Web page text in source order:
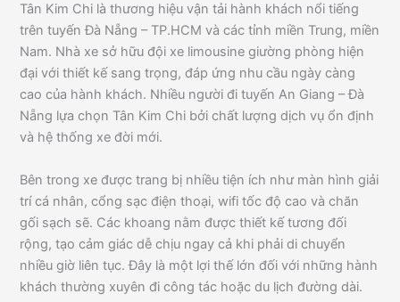
Tân Kim Chi là thương hiệu vận tải hành khách nổi tiếng
trên tuyến Đà Nẵng – TP.HCM và các tỉnh miền Trung, miền
Nam. Nhà xe sở hữu đội xe limousine giường phòng hiện
đại với thiết kế sang trọng, đáp ứng nhu cầu ngày càng
cao của hành khách. Nhiều người đi tuyến An Giang – Đà
Nẵng lựa chọn Tân Kim Chi bởi chất lượng dịch vụ ổn định
và hệ thống xe đời mới.
Bên trong xe được trang bị nhiều tiện ích như màn hình giải
trí cá nhân, cổng sạc điện thoại, wifi tốc độ cao và chăn
gối sạch sẽ. Các khoang nằm được thiết kế tương đối
rộng, tạo cảm giác dễ chịu ngay cả khi phải di chuyển
nhiều giờ liên tục. Đây là một lợi thế lớn đối với những hành
khách thường xuyên đi công tác hoặc du lịch đường dài.